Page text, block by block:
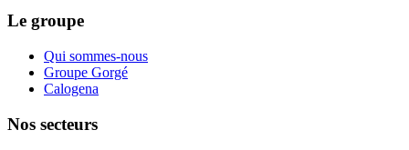
Le groupe
Qui sommes-nous
Groupe Gorgé
Calogena
Nos secteurs